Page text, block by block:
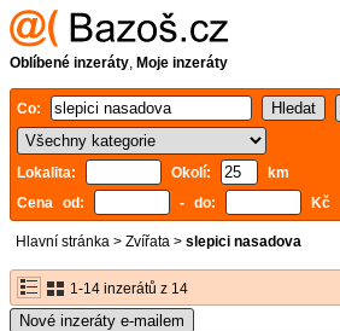
Oblíbené inzeráty, Moje inzeráty
Co:
Lokalita: Okolí:
km
Cena od:
- do: Kč
Hlavní stránka > Zvířata > slepici nasadova
1-14 inzerátů z 14
Nové inzeráty e-mailem